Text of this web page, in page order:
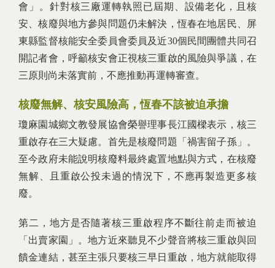
會」。針對核三廠運轉執照已屆期、設備老化，且核
安、核廢與地方參與問題仍未解決，恆春在地居民、屏
東縣監督核能安全委員會委員及近30個民間團體共同召
開記者會，呼籲核安會正視核三重啟的風險與爭議，在
三原則尚未落實前，不應推動再運轉審查。
核廢無解、核安風險高，恆春不該被迫承擔
瓊麻園城鄉文教發展協會榮譽理事長江國樑表示，核三
重啟存在三大疑慮。首先是核廢問題「禍害留子孫」。
至今政府未能說明核廢料最終處置地點與方式，在核廢
無解、且重啟公投未過的情況下，不應再製造更多核
廢。
第二，地方是否隨著核三重啟程序不斷往前走而被迫
「出賣家園」。地方近來聽見不少聲音將核三重啟與回
饋金連結，甚至主張只要核三早日重啟，地方就能取得